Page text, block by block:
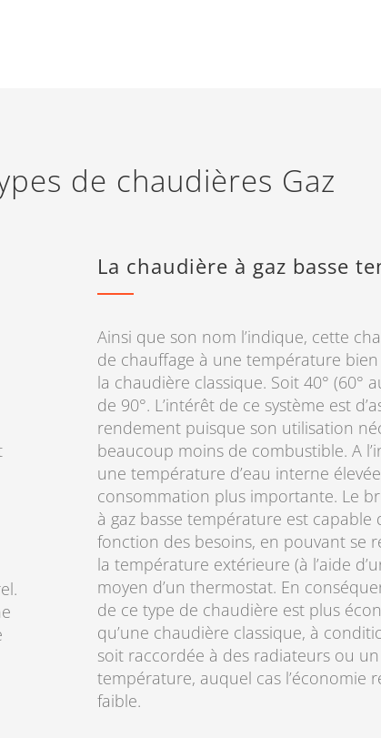
de chaudières Gaz
La chaudière à gaz basse
Ainsi que son nom l’indique, cette
de chauffage à une température
la chaudière classique. Soit 40° (60°
de 90°. L’intérêt de ce système est
rendement puisque son utilisation
beaucoup moins de combustible. A
une température d’eau interne
consommation plus importante. Le
à gaz basse température est capable
fonction des besoins, en pouvant se
la température extérieure (à l’aide
moyen d’un thermostat. En
de ce type de chaudière est plus
qu’une chaudière classique, à
soit raccordée à des radiateurs ou
température, auquel cas l’économie
faible.